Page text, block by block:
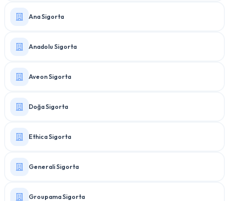
Ana Sigorta
Anadolu Sigorta
Aveon Sigorta
Doğa Sigorta
Ethica Sigorta
Generali Sigorta
Groupama Sigorta